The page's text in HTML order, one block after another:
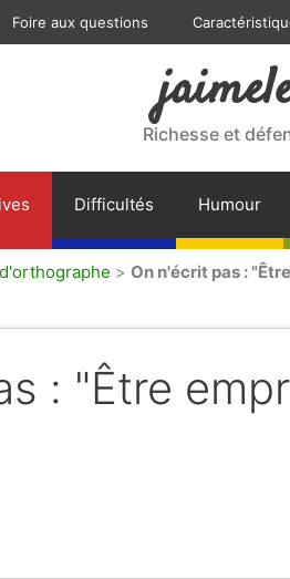
Foire aux questions
Richesse et
Difficultés Humour
> On n'écrit pas :
: "Être